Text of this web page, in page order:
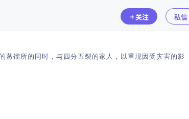
关注 私信
蒸馏所的同时，与四分五裂的家人，以重现因受灾害的影